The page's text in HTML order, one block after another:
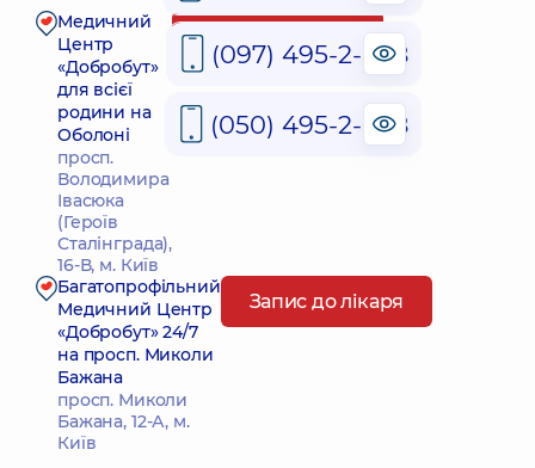
Медичний
Центр
«Добробут»
для всієї
родини на
Оболоні
просп.
Володимира
Івасюка
(Героїв
Сталінграда),
16-В, м. Київ
Запис до лікаря
Багатопрофільний
Медичний Центр
«Добробут» 24/7
на просп. Миколи
Бажана
просп. Миколи
Бажана, 12-А, м.
Київ
Запис до лікаря
(097) 495-2-888
(050) 495-2-888